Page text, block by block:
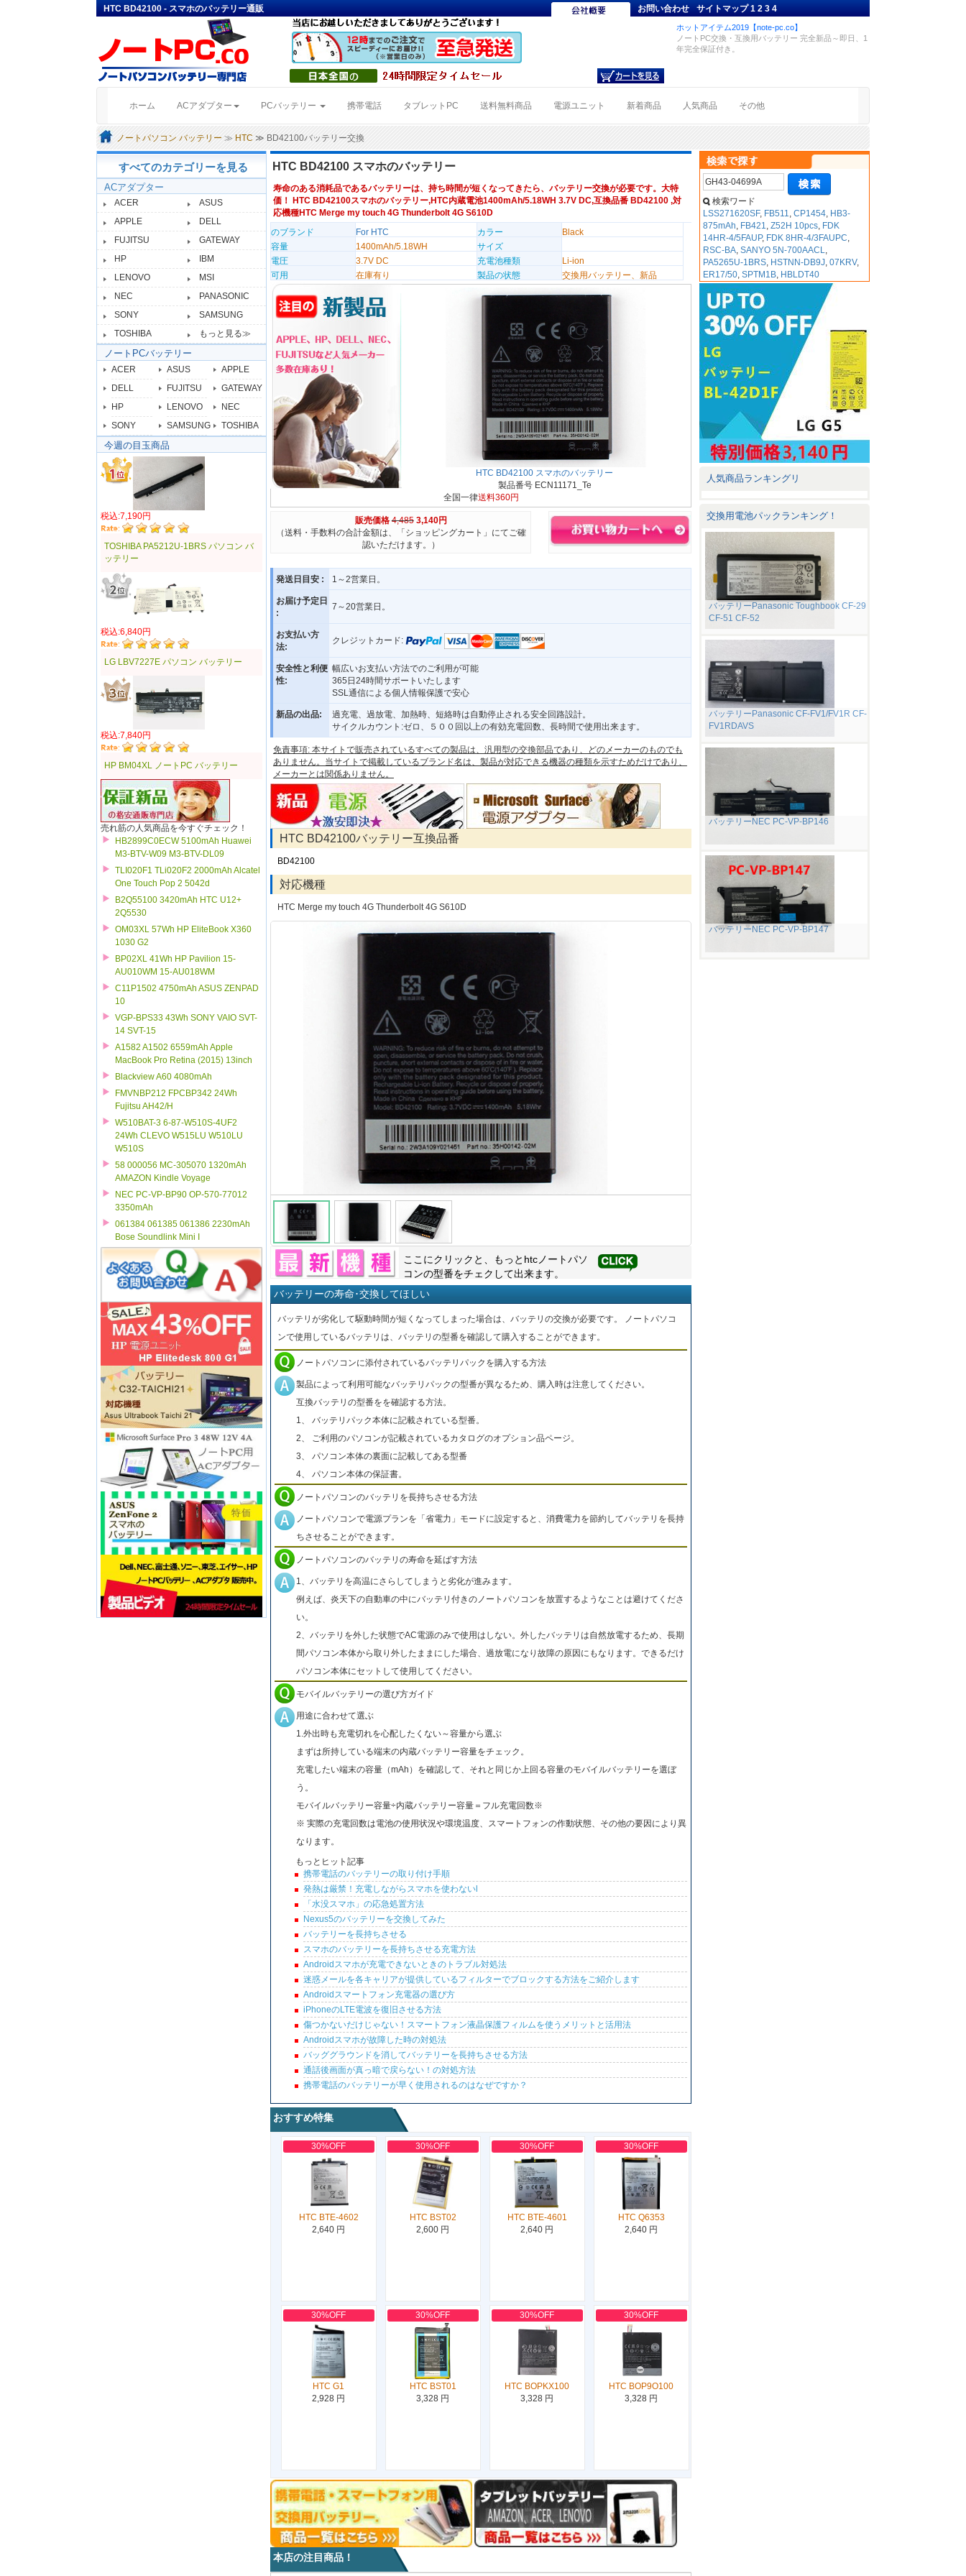
HTC BD42100 - スマホのバッテリー通販 お問い合わせ サイトマップ 1234
ホットアイテム2019【note-pc.co】
ノートPC交換・互換用バッテリー 完全新品～即日、1
年完全保証付き。
ホーム (current)ACアダプター PCバッテリー 携帯電話 タブレットPC 送料無料商品 電源ユニット 新着商品 人気商品 その他
ノートパソコン バッテリー ≫ HTC ≫ BD42100バッテリー交換
すべてのカテゴリーを見る
ACアダプター
ACER
ASUS
APPLE
DELL
FUJITSU
GATEWAY
HP
IBM
LENOVO
MSI
NEC
PANASONIC
SONY
SAMSUNG
TOSHIBA
もっと見る≫
ノートPCバッテリー
ACER ASUS
APPLE
DELL
FUJITSU
GATEWAY
HP
LENOVO
NEC
SONY
SAMSUNG TOSHIBA
今週の目玉商品
税込:7,190円
TOSHIBA PA5212U-1BRS パソコン バ
ッテリー
税込:6,840円
LG LBV7227E パソコン バッテリー
税込:7,840円
HP BM04XL ノートPC バッテリー
売れ筋の人気商品を今すぐチェック！
HB2899C0ECW 5100mAh Huawei
M3-BTV-W09 M3-BTV-DL09
TLI020F1 TLi020F2 2000mAh Alcatel
One Touch Pop 2 5042d
B2Q55100 3420mAh HTC U12+
2Q5530
OM03XL 57Wh HP EliteBook X360
1030 G2
BP02XL 41Wh HP Pavilion 15-
AU010WM 15-AU018WM
C11P1502 4750mAh ASUS ZENPAD
10
VGP-BPS33 43Wh SONY VAIO SVT-
14 SVT-15
A1582 A1502 6559mAh Apple
MacBook Pro Retina (2015) 13inch
Blackview A60 4080mAh
FMVNBP212 FPCBP342 24Wh
Fujitsu AH42/H
W510BAT-3 6-87-W510S-4UF2
24Wh CLEVO W515LU W510LU
W510S
58 000056 MC-305070 1320mAh
AMAZON Kindle Voyage
NEC PC-VP-BP90 OP-570-77012
3350mAh
061384 061385 061386 2230mAh
Bose Soundlink Mini I
HTC BD42100 スマホのバッテリー
寿命のある消耗品であるバッテリーは、持ち時間が短くなってきたら、バッテリー交換が必要です。大特
価！ HTC BD42100スマホのバッテリー,HTC内蔵電池1400mAh/5.18WH 3.7V DC,互換品番 BD42100 ,対
応機種HTC Merge my touch 4G Thunderbolt 4G S610D
のブランド
For HTC カラー
Black
容量
1400mAh/5.18WH
サイズ
電圧
3.7V DC 充電池種類
Li-ion
可用
在庫有り 製品の状態 交換用バッテリー、新品
HTC BD42100 スマホのバッテリー
製品番号 ECN11171_Te
全国一律送料360円
販売価格 4,485 3,140円
（送料・手数料の合計金額は、「ショッピングカート」にてご確
認いただけます。）
発送日目安 : 1～2営業日。
お届け予定日
:
7～20営業日。
お支払い方
法:
クレジットカード:
安全性と利便
性:
幅広いお支払い方法でのご利用が可能
365日24時間サポートいたします
SSL通信による個人情報保護で安心
新品の出品:
過充電、過放電、加熱時、短絡時は自動停止される安全回路設計。
サイクルカウント:ゼロ、５００回以上の有効充電回数、長時間で使用出来ます。
免責事項: 本サイトで販売されているすべての製品は、汎用型の交換部品であり、どのメーカーのものでも
ありません。当サイトで掲載しているブランド名は、製品が対応できる機器の種類を示すためだけであり、
メーカーとは関係ありません。
HTC BD42100バッテリー互換品番
BD42100
対応機種
HTC Merge my touch 4G Thunderbolt 4G S610D
ここにクリックと、もっと htcノートパソ
コンの型番をチェクして出来ます。
バッテリーの寿命･交換してほしい
バッテリが劣化して駆動時間が短くなってしまった場合は、バッテリの交換が必要です。 ノートパソコ
ンで使用しているバッテリは、バッテリの型番を確認して購入することができます。
ノートパソコンに添付されているバッテリパックを購入する方法
製品によって利用可能なバッテリパックの型番が異なるため、購入時は注意してください。
互換バッテリの型番をを確認する方法。
1、 バッテリパック本体に記載されている型番。
2、 ご利用のパソコンが記載されているカタログのオプション品ページ。
3、 パソコン本体の裏面に記載してある型番
4、 パソコン本体の保証書。
ノートパソコンのバッテリを長持ちさせる方法
ノートパソコンで電源プランを「省電力」モードに設定すると、消費電力を節約してバッテリを長持
ちさせることができます。
ノートパソコンのバッテリの寿命を延ばす方法
1、バッテリを高温にさらしてしまうと劣化が進みます。
例えば、炎天下の自動車の中にバッテリ付きのノートパソコンを放置するようなことは避けてくださ
い。
2、バッテリを外した状態でAC電源のみで使用はしない。外したバッテリは自然放電するため、長期
間パソコン本体から取り外したままにした場合、過放電になり故障の原因にもなります。できるだけ
パソコン本体にセットして使用してください。
モバイルバッテリーの選び方ガイド
用途に合わせて選ぶ
1.外出時も充電切れを心配したくない～容量から選ぶ
まずは所持している端末の内蔵バッテリー容量をチェック。
充電したい端末の容量（mAh）を確認して、それと同じか上回る容量のモバイルバッテリーを選ぼ
う。
モバイルバッテリー容量÷内蔵バッテリー容量＝フル充電回数※
※ 実際の充電回数は電池の使用状況や環境温度、スマートフォンの作動状態、その他の要因により異
なります。
もっとヒット記事
携帯電話のバッテリーの取り付け手順
発熱は厳禁！充電しながらスマホを使わないl
「水没スマホ」の応急処置方法
Nexus5のバッテリーを交換してみた
バッテリーを長持ちさせる
スマホのバッテリーを長持ちさせる充電方法
Androidスマホが充電できないときのトラブル対処法
迷惑メールを各キャリアが提供しているフィルターでブロックする方法をご紹介します
Androidスマートフォン充電器の選び方
iPhoneのLTE電波を復旧させる方法
傷つかないだけじゃない！スマートフォン液晶保護フィルムを使うメリットと活用法
Androidスマホが故障した時の対処法
バッググラウンドを消してバッテリーを長持ちさせる方法
通話後画面が真っ暗で戻らない！の対処方法
携帯電話のバッテリーが早く使用されるのはなぜですか？
おすすめ特集
30%OFF
HTC BTE-4602
2,640 円
30%OFF
HTC BST02
2,600 円
30%OFF
HTC BTE-4601
2,640 円
30%OFF
HTC Q6353
2,640 円
30%OFF
HTC G1
2,928 円
30%OFF
HTC BST01
3,328 円
30%OFF
HTC BOPKX100
3,328 円
30%OFF
HTC BOP9O100
3,328 円
本店の注目商品！
検索ワード
LSS271620SF, FB511,CP1454, HB3-
875mAh, FB421,Z52H 10pcs, FDK
14HR-4/5FAUP, FDK 8HR-4/3FAUPC,
RSC-BA,SANYO 5N-700AACL,
PA5265U-1BRS, HSTNN-DB9J,07KRV,
ER17/50,SPTM1B, HBLDT40
人気商品ランキングリ
交換用電池パックランキング！
バッテリーPanasonic Toughbook CF-29
CF-51 CF-52
バッテリーPanasonic CF-FV1/FV1R CF-
FV1RDAVS
バッテリーNEC PC-VP-BP146
バッテリーNEC PC-VP-BP147